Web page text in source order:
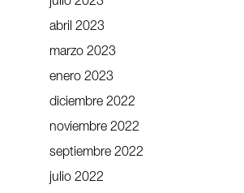
abril 2023
marzo 2023
enero 2023
diciembre 2022
noviembre 2022
septiembre 2022
julio 2022